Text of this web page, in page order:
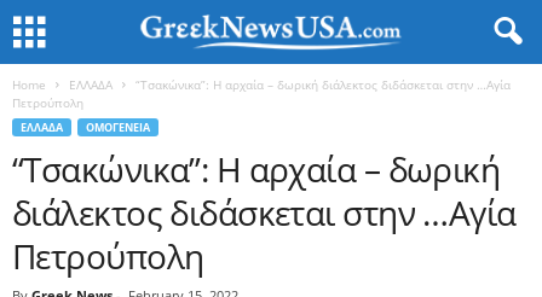
Home ΕΛΛΑΔΑ
“Τσακώνικα”: Η αρχαία – δωρική διάλεκτος διδάσκεται στην …Αγία
Πετρούπολη
ΕΛΛΑΔΑ ΟΜΟΓΕΝΕΙΑ
“Τσακώνικα”: Η αρχαία – δωρική
διάλεκτος διδάσκεται στην …Αγία
Πετρούπολη